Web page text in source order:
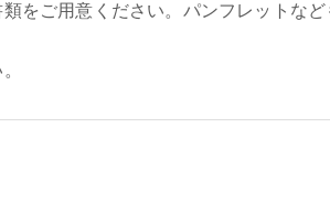
をご用意ください。パンフレットな